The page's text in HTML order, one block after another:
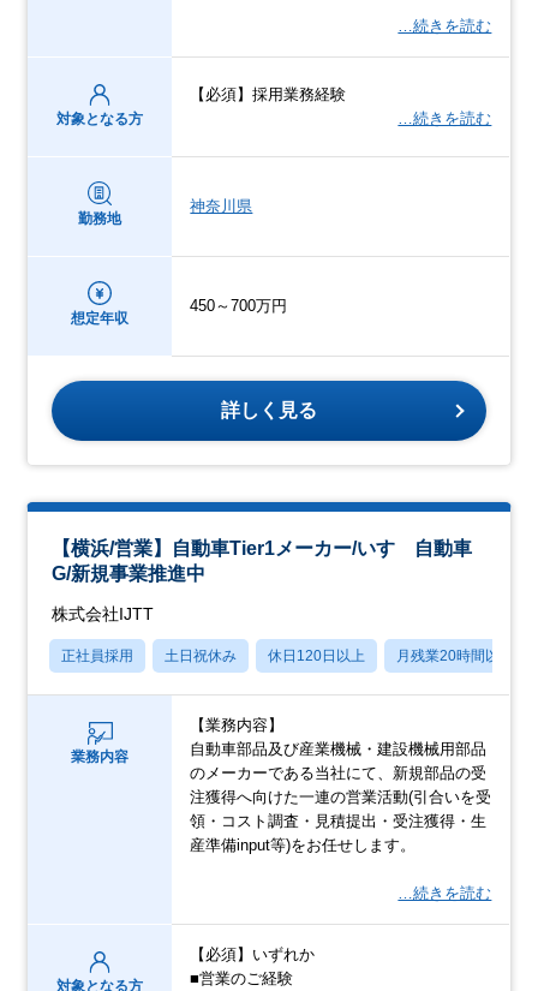
…続きを読む
対象となる方
【必須】採⽤業務経験
…続きを読む
勤務地
神奈川県
想定年収
450～700万円
詳しく見る
【横浜/営業】⾃動⾞Tier1メーカー/いすゞ⾃動⾞
G/新規事業推進中
株式会社IJTT
正社員採用 土日祝休み 休日120日以上 月残業20時間以内
業務内容
【業務内容】
⾃動⾞部品及び産業機械・建設機械⽤部品
のメーカーである当社にて、新規部品の受
注獲得へ向けた⼀連の営業活動(引合いを受
領・コスト調査・⾒積提出・受注獲得・⽣
産準備input等)をお任せします。
…続きを読む
対象となる方
【必須】いずれか
■営業のご経験